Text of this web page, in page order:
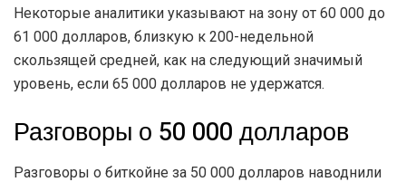
Некоторые аналитики указывают на зону от 60 000 до
61 000 долларов, близкую к 200-недельной
скользящей средней, как на следующий значимый
уровень, если 65 000 долларов не удержатся.
Разговоры о 50 000 долларов
Разговоры о биткойне за 50 000 долларов наводнили